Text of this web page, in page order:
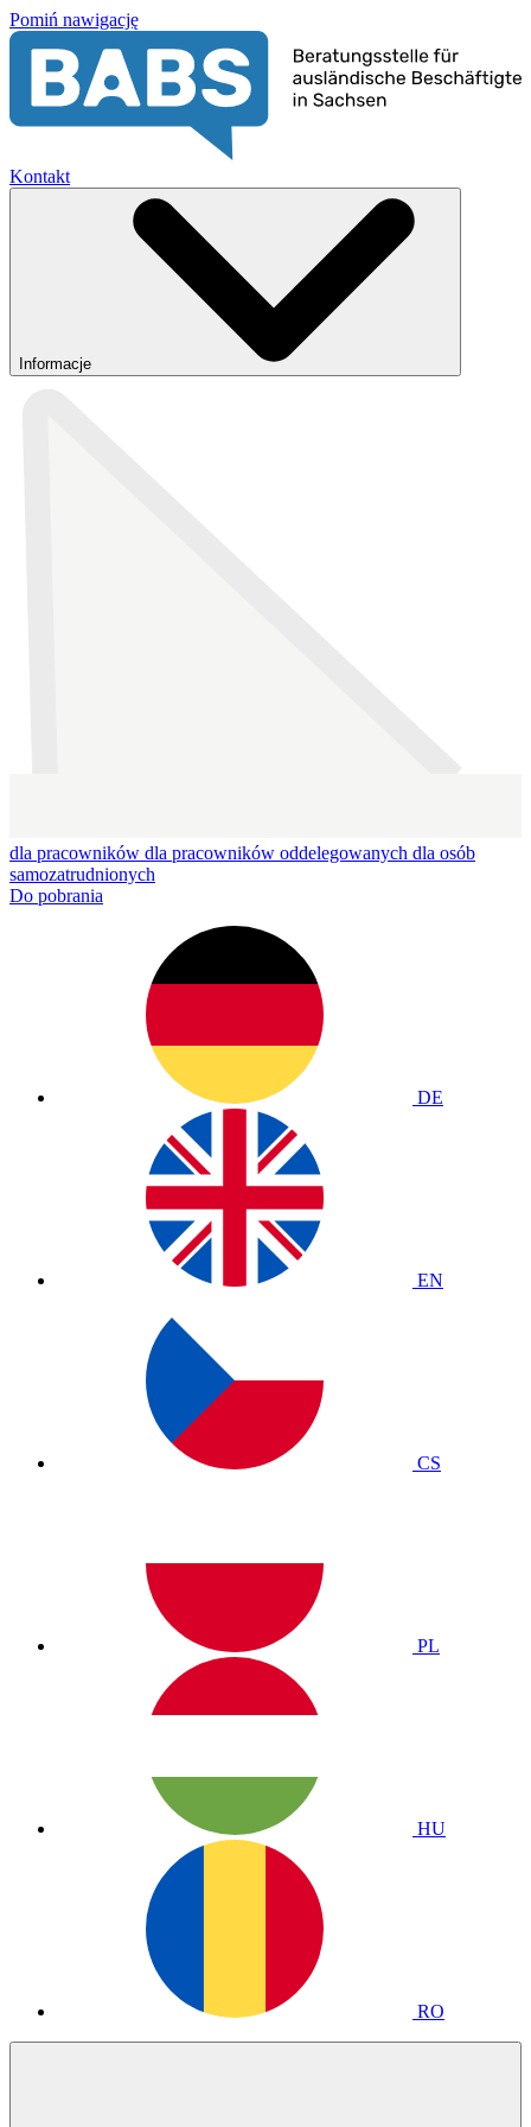
Pomiń nawigację
Kontakt
Informacje
dla pracowników dla pracowników oddelegowanych dla osób
samozatrudnionych
Do pobrania
DE
EN
CS
PL
HU
RO